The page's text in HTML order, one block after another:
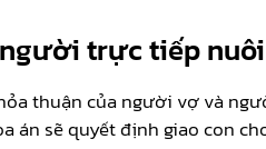
trực tiếp
thuận của người vợ và
án sẽ quyết định giao con